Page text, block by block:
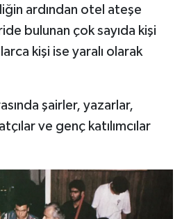
ardından otel ateşe
bulunan çok sayıda kişi
kişi ise yaralı olarak
şairler, yazarlar,
ve genç katılımcılar